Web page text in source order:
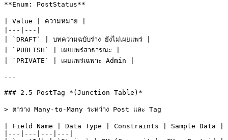
**Enum: PostStatus**
| Value | ความหมาย |
|---|---|
| `DRAFT` | บทความฉบับร่าง ยังไม่เผยแพร่ |
| `PUBLISH` | เผยแพร่สาธารณะ |
| `PRIVATE` | เผยแพร่เฉพาะ Admin |
---
### 2.5 PostTag *(Junction Table)*
> ตาราง Many-to-Many ระหว่าง Post และ Tag
| Field Name | Data Type | Constraints | Sample Data |
|---|---|---|---|